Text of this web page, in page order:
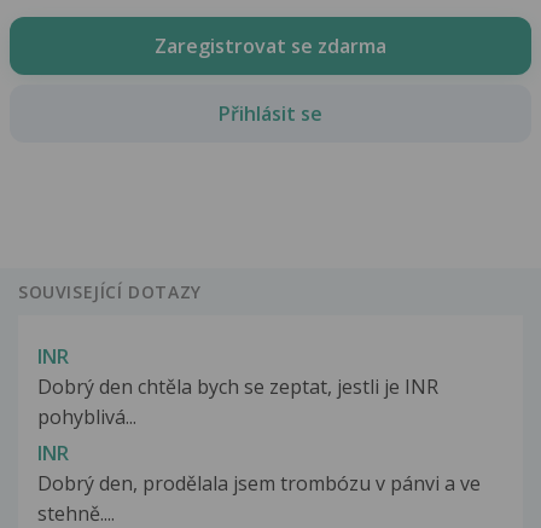
Zaregistrovat se zdarma
Přihlásit se
SOUVISEJÍCÍ DOTAZY
INR
Dobrý den chtěla bych se zeptat, jestli je INR
pohyblivá...
INR
Dobrý den, prodělala jsem trombózu v pánvi a ve
stehně....